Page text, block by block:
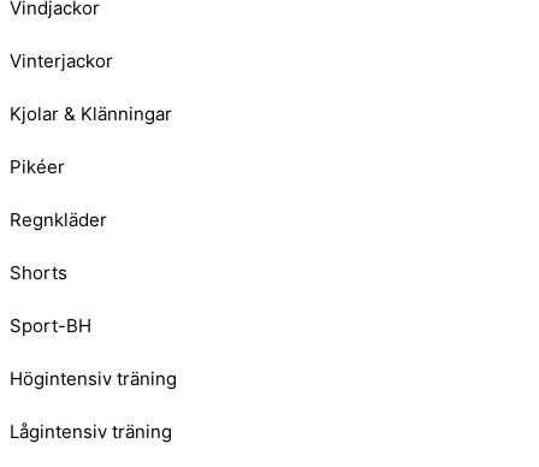
Vindjackor
Vinterjackor
Kjolar & Klänningar
Pikéer
Regnkläder
Shorts
Sport-BH
Högintensiv träning
Lågintensiv träning